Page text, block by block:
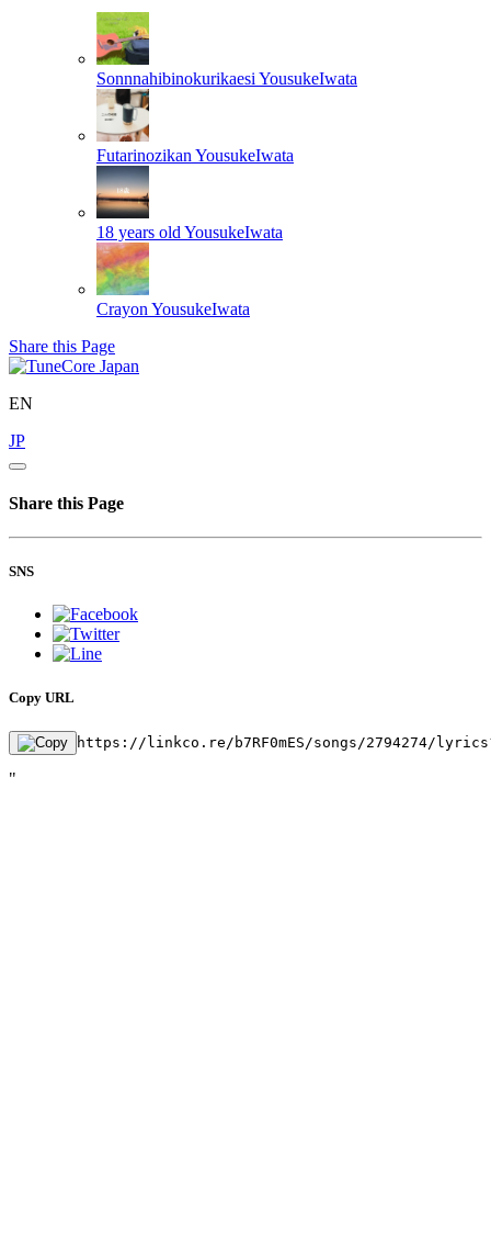
Sonnnahibinokurikaesi YousukeIwata
Futarinozikan YousukeIwata
18 years old YousukeIwata
Crayon YousukeIwata
Share this Page
EN
JP
Share this Page
SNS
Copy URL
https://linkco.re/b7RF0mES/songs/2794274/
"